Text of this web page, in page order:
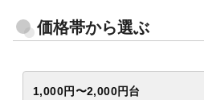
価格帯から選ぶ
1,000円〜2,000円台